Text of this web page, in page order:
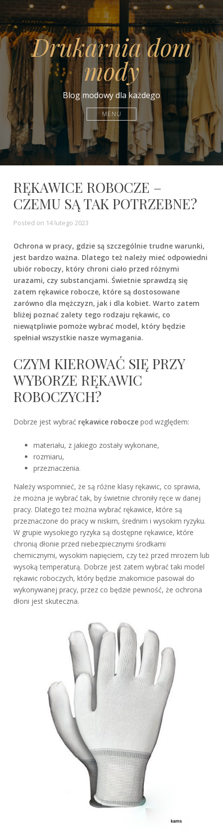
Drukarnia dom
mody
Blog modowy dla każdego
MENU
RĘKAWICE ROBOCZE –
CZEMU SĄ TAK POTRZEBNE?
Posted on 14 lutego 2023
Ochrona w pracy, gdzie są szczególnie trudne warunki,
jest bardzo ważna. Dlatego też należy mieć odpowiedni
ubiór roboczy, który chroni ciało przed różnymi
urazami, czy substancjami. Świetnie sprawdzą się
zatem rękawice robocze, które są dostosowane
zarówno dla mężczyzn, jak i dla kobiet. Warto zatem
bliżej poznać zalety tego rodzaju rękawic, co
niewątpliwie pomoże wybrać model, który będzie
spełniał wszystkie nasze wymagania.
CZYM KIEROWAĆ SIĘ PRZY
WYBORZE RĘKAWIC
ROBOCZYCH?
Dobrze jest wybrać rękawice robocze pod względem:
materiału, z jakiego zostały wykonane,
rozmiaru,
przeznaczenia.
Należy wspomnieć, że są różne klasy rękawic, co sprawia,
że można je wybrać tak, by świetnie chroniły ręce w danej
pracy. Dlatego też można wybrać rękawice, które są
przeznaczone do pracy w niskim, średnim i wysokim ryzyku.
W grupie wysokiego ryzyka są dostępne rękawice, które
chronią dłonie przed niebezpiecznymi środkami
chemicznymi, wysokim napięciem, czy też przed mrozem lub
wysoką temperaturą. Dobrze jest zatem wybrać taki model
rękawic roboczych, który będzie znakomicie pasował do
wykonywanej pracy, przez co będzie pewność, że ochrona
dłoni jest skuteczna.